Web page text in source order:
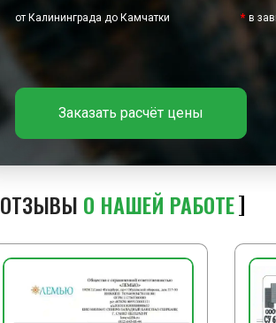
от Калининграда до Камчатки * в
Заказать расчёт цены
ОТЗЫВЫ О НАШЕЙ РАБОТЕ